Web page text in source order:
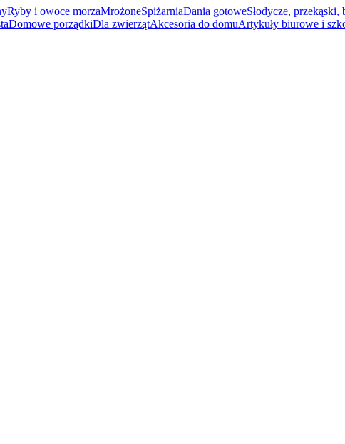
Ryby i owoce morzaMrożoneSpiżarniaDania gotoweSłodycze, przekąski,
Domowe porządkiDla zwierzątAkcesoria do domuArtykuły biurowe i